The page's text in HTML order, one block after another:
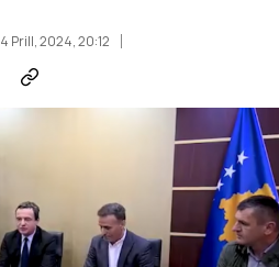
4 Prill, 2024, 20:12